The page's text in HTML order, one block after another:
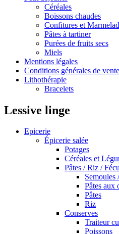
Céréales
Boissons chaudes
Confitures et
Pâtes à tartiner
Purées de fruits secs
Miels
Mentions légales
Conditions générales de vente
Lithothérapie
Bracelets
Lessive linge
Epicerie
Épicerie salée
Potages
Céréales et
Pâtes / Riz /
Semoules
Pâtes aux
Pâtes
Riz
Conserves
Traiteur
Poissons